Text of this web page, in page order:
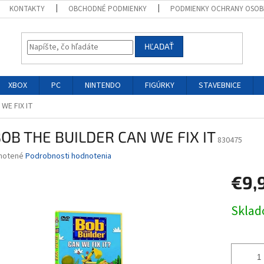
KONTAKTY OBCHODNÉ PODMIENKY PODMIENKY OCHRANY
HĽADAŤ
XBOX PC NINTENDO FIGÚRKY STAVEBNICE
FIX IT
THE BUILDER CAN WE FIX IT 830475
Podrobnosti hodnotenia
cena: